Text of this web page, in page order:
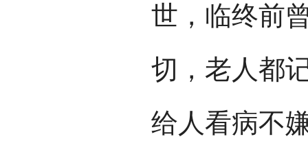
世，临终前
切，老人都
给人看病不